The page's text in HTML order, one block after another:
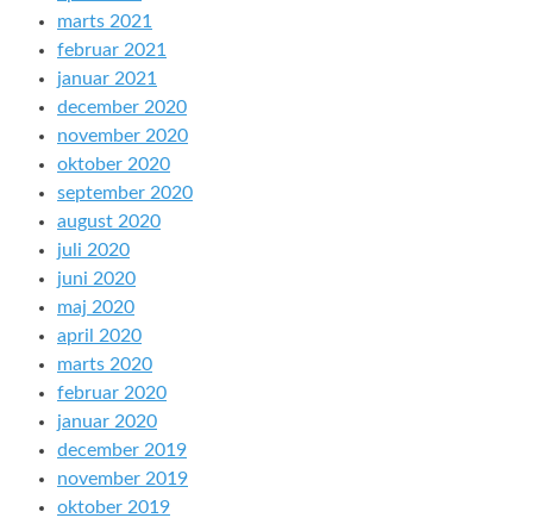
marts 2021
februar 2021
januar 2021
december 2020
november 2020
oktober 2020
september 2020
august 2020
juli 2020
juni 2020
maj 2020
april 2020
marts 2020
februar 2020
januar 2020
december 2019
november 2019
oktober 2019